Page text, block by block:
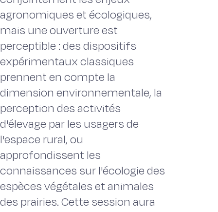
agronomiques et écologiques,
mais une ouverture est
perceptible : des dispositifs
expérimentaux classiques
prennent en compte la
dimension environnementale, la
perception des activités
d'élevage par les usagers de
l'espace rural, ou
approfondissent les
connaissances sur l'écologie des
espèces végétales et animales
des prairies. Cette session aura